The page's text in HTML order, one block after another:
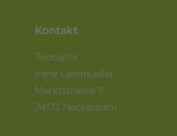
Kontakt
Teecultur
Irene Leinmueller
Marktstrasse 11
74172 Neckarsulm